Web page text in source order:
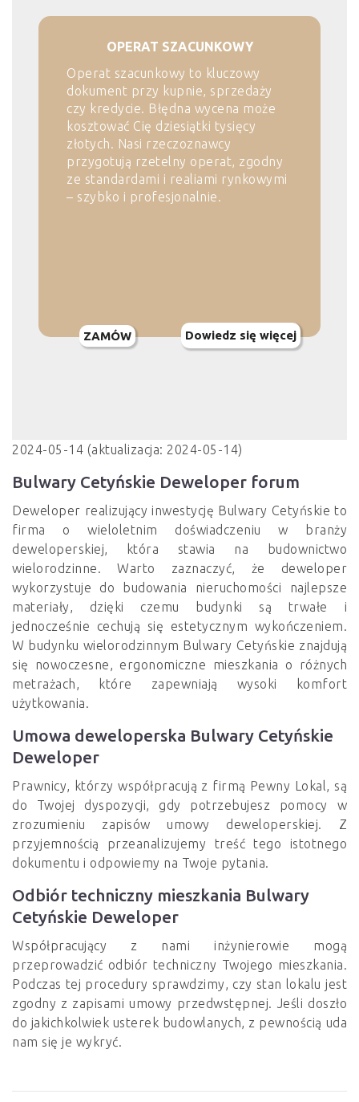
OPERAT SZACUNKOWY
Operat szacunkowy to kluczowy
dokument przy kupnie, sprzedaży
czy kredycie. Błędna wycena może
kosztować Cię dziesiątki tysięcy
złotych. Nasi rzeczoznawcy
przygotują rzetelny operat, zgodny
ze standardami i realiami rynkowymi
– szybko i profesjonalnie.
ZAMÓW Dowiedz się więcej
2024-05-14 (aktualizacja: 2024-05-14)
Bulwary Cetyńskie Deweloper forum
Deweloper realizujący inwestycję Bulwary Cetyńskie to
firma o wieloletnim doświadczeniu w branży
deweloperskiej, która stawia na budownictwo
wielorodzinne. Warto zaznaczyć, że deweloper
wykorzystuje do budowania nieruchomości najlepsze
materiały, dzięki czemu budynki są trwałe i
jednocześnie cechują się estetycznym wykończeniem.
W budynku wielorodzinnym Bulwary Cetyńskie znajdują
się nowoczesne, ergonomiczne mieszkania o różnych
metrażach, które zapewniają wysoki komfort
użytkowania.
Umowa deweloperska Bulwary Cetyńskie
Deweloper
Prawnicy, którzy współpracują z firmą Pewny Lokal, są
do Twojej dyspozycji, gdy potrzebujesz pomocy w
zrozumieniu zapisów umowy deweloperskiej. Z
przyjemnością przeanalizujemy treść tego istotnego
dokumentu i odpowiemy na Twoje pytania.
Odbiór techniczny mieszkania Bulwary
Cetyńskie Deweloper
Współpracujący z nami inżynierowie mogą
przeprowadzić odbiór techniczny Twojego mieszkania.
Podczas tej procedury sprawdzimy, czy stan lokalu jest
zgodny z zapisami umowy przedwstępnej. Jeśli doszło
do jakichkolwiek usterek budowlanych, z pewnością uda
nam się je wykryć.